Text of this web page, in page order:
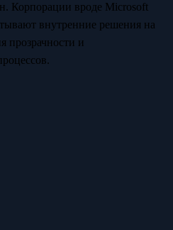
Корпорации вроде Microsoft
внутренние решения на
прозрачности и